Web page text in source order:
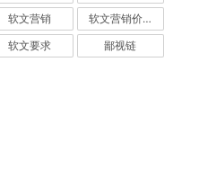
软文营销 软文营销价值
软文要求 鄙视链